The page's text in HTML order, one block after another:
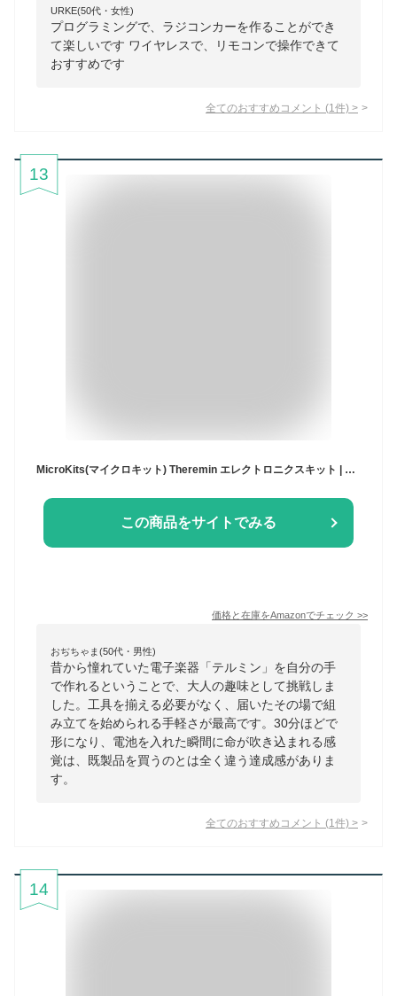
URKE(50代・女性)
プログラミングで、ラジコンカーを作ることができ
て楽しいです ワイヤレスで、リモコンで操作できて
おすすめです
全てのおすすめコメント (1 件) >
13
MicroKits(マイクロキット) Theremin エレクトロニクスキット | 教育用電子音楽STEAM/STEMキット 子供や大人向け | 工具不要 簡単組み立てブレッドボードキット
この商品をサイトでみる
価格と在庫をAmazonでチェック >>
おぢちゃま(50代・男性)
昔から憧れていた電子楽器「テルミン」を自分の手
で作れるということで、大人の趣味として挑戦しま
した。工具を揃える必要がなく、届いたその場で組
み立てを始められる手軽さが最高です。30分ほどで
形になり、電池を入れた瞬間に命が吹き込まれる感
覚は、既製品を買うのとは全く違う達成感がありま
す。
全てのおすすめコメント (1 件) >
14